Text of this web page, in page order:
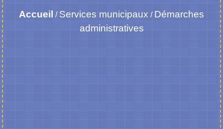
Accueil / Services municipaux / Démarches
administratives